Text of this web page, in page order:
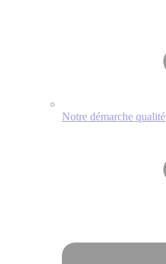
Notre démarche qualité